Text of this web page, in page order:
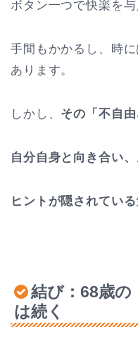
ボタン一つで快楽を与
手間もかかるし、時
あります。
しかし、 その「不自
自分自身と向き合い
ヒントが隠されている
結び：68歳の
は続く